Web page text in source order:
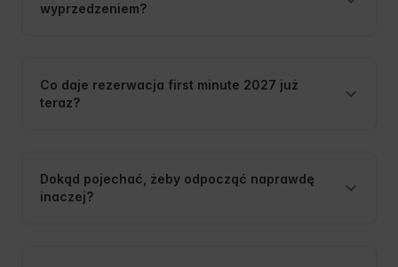
wyprzedzeniem?
Co daje rezerwacja first minute 2027 już
teraz?
Dokąd pojechać, żeby odpocząć naprawdę
inaczej?